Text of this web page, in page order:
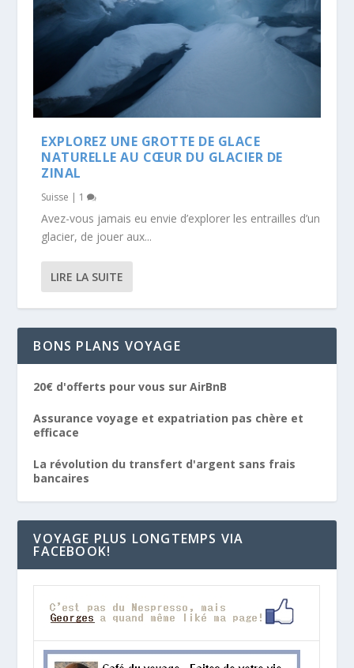
EXPLOREZ UNE GROTTE DE GLACE
NATURELLE AU CŒUR DU GLACIER DE
ZINAL
Suisse | 1
Avez-vous jamais eu envie d’explorer les entrailles d’un
glacier, de jouer aux...
LIRE LA SUITE
BONS PLANS VOYAGE
20€ d'offerts pour vous sur AirBnB
Assurance voyage et expatriation pas chère et
efficace
La révolution du transfert d'argent sans frais
bancaires
VOYAGE PLUS LONGTEMPS VIA
FACEBOOK!